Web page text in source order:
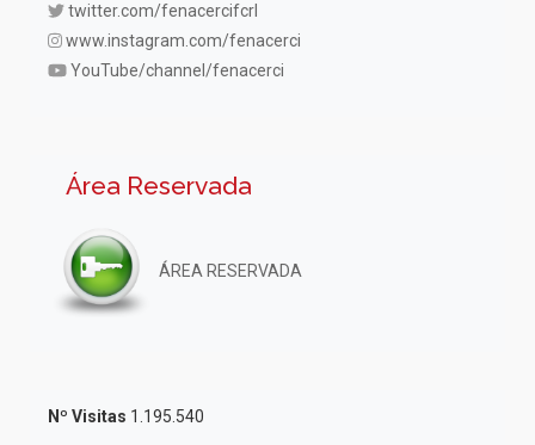
twitter.com/fenacercifcrl
www.instagram.com/fenacerci
YouTube/channel/fenacerci
Área Reservada
ÁREA RESERVADA
Nº Visitas 1.195.540